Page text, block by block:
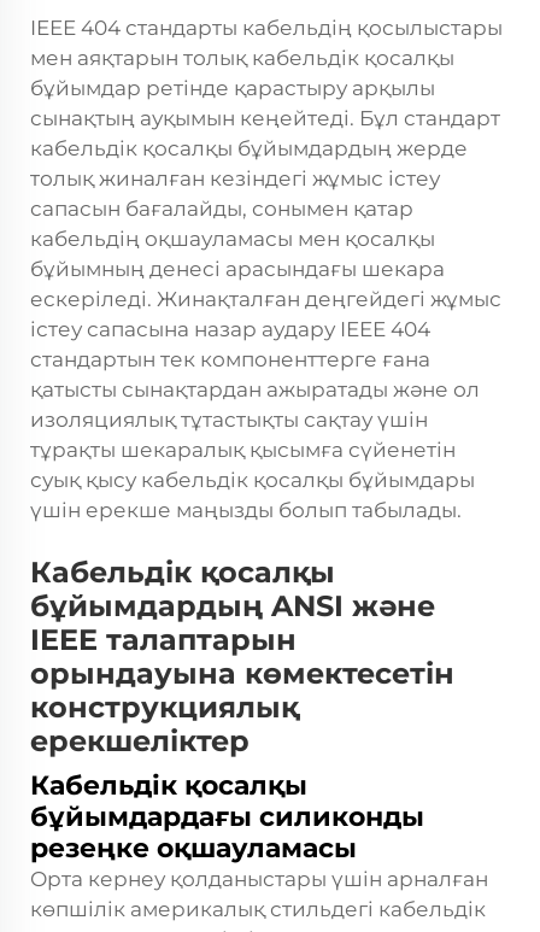
IEEE 404 стандарты кабельдің қосылыстары
мен аяқтарын толық кабельдік қосалқы
бұйымдар ретінде қарастыру арқылы
сынақтың ауқымын кеңейтеді. Бұл стандарт
кабельдік қосалқы бұйымдардың жерде
толық жиналған кезіндегі жұмыс істеу
сапасын бағалайды, сонымен қатар
кабельдің оқшауламасы мен қосалқы
бұйымның денесі арасындағы шекара
ескеріледі. Жинақталған деңгейдегі жұмыс
істеу сапасына назар аудару IEEE 404
стандартын тек компоненттерге ғана
қатысты сынақтардан ажыратады және ол
изоляциялық тұтастықты сақтау үшін
тұрақты шекаралық қысымға сүйенетін
суық қысу кабельдік қосалқы бұйымдары
үшін ерекше маңызды болып табылады.
Кабельдік қосалқы
бұйымдардың ANSI және
IEEE талаптарын
орындауына көмектесетін
конструкциялық
ерекшеліктер
Кабельдік қосалқы
бұйымдардағы силиконды
резеңке оқшауламасы
Орта кернеу қолданыстары үшін арналған
көпшілік америкалық стильдегі кабельдік